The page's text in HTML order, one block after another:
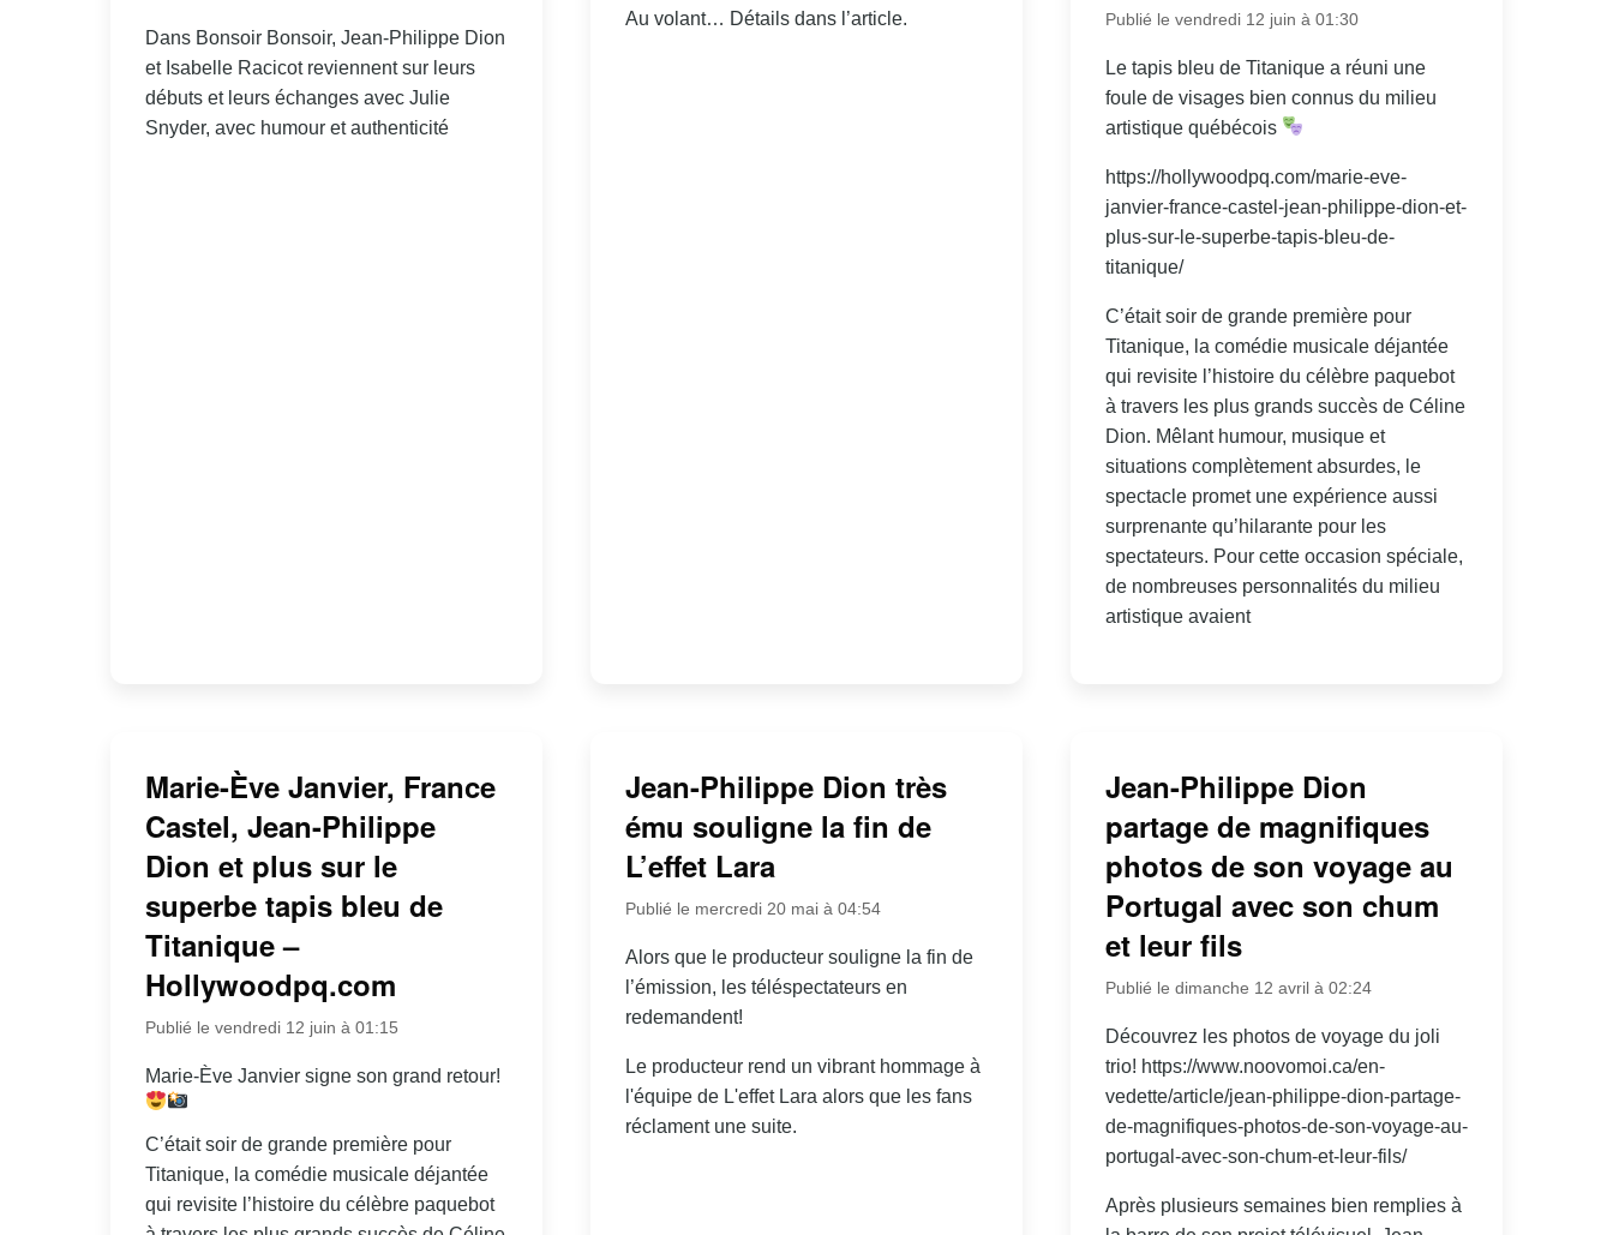
Dans Bonsoir Bonsoir, Jean-Philippe Dion
et Isabelle Racicot reviennent sur leurs
débuts et leurs échanges avec Julie
Snyder, avec humour et authenticité
Au volant… Détails dans l’article. Publié le vendredi 12 juin à 01:30
Le tapis bleu de Titanique a réuni une
foule de visages bien connus du milieu
artistique québécois
https://hollywoodpq.com/marie-eve-
janvier-france-castel-jean-philippe-dion-et-
plus-sur-le-superbe-tapis-bleu-de-
titanique/
C’était soir de grande première pour
Titanique, la comédie musicale déjantée
qui revisite l’histoire du célèbre paquebot
à travers les plus grands succès de Céline
Dion. Mêlant humour, musique et
situations complètement absurdes, le
spectacle promet une expérience aussi
surprenante qu’hilarante pour les
spectateurs. Pour cette occasion spéciale,
de nombreuses personnalités du milieu
artistique avaient
Marie-Ève Janvier, France
Castel, Jean-Philippe
Dion et plus sur le
superbe tapis bleu de
Titanique –
Hollywoodpq.com
Publié le vendredi 12 juin à 01:15
Marie-Ève Janvier signe son grand retour!
C’était soir de grande première pour
Titanique, la comédie musicale déjantée
qui revisite l’histoire du célèbre paquebot
Jean-Philippe Dion très
ému souligne la fin de
L’effet Lara
Publié le mercredi 20 mai à 04:54
Alors que le producteur souligne la fin de
l’émission, les téléspectateurs en
redemandent!
Le producteur rend un vibrant hommage à
l'équipe de L'effet Lara alors que les fans
réclament une suite.
Jean-Philippe Dion
partage de magnifiques
photos de son voyage au
Portugal avec son chum
et leur fils
Publié le dimanche 12 avril à 02:24
Découvrez les photos de voyage du joli
trio! https://www.noovomoi.ca/en-
vedette/article/jean-philippe-dion-partage-
de-magnifiques-photos-de-son-voyage-au-
portugal-avec-son-chum-et-leur-fils/
Après plusieurs semaines bien remplies à